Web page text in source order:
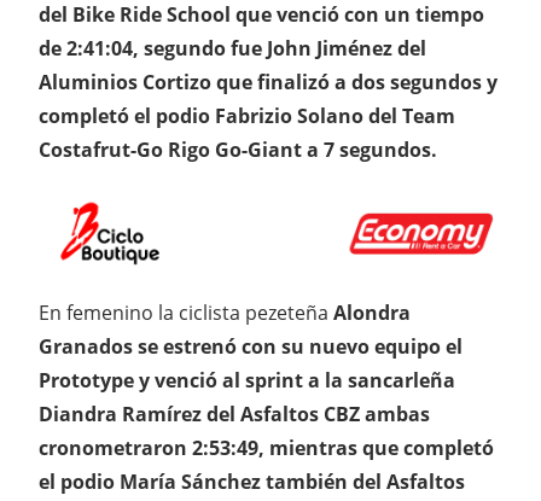
del Bike Ride School que venció con un tiempo
de 2:41:04, segundo fue John Jiménez del
Aluminios Cortizo que finalizó a dos segundos y
completó el podio Fabrizio Solano del Team
Costafrut-Go Rigo Go-Giant a 7 segundos.
En femenino la ciclista pezeteña Alondra
Granados se estrenó con su nuevo equipo el
Prototype y venció al sprint a la sancarleña
Diandra Ramírez del Asfaltos CBZ ambas
cronometraron 2:53:49, mientras que completó
el podio María Sánchez también del Asfaltos